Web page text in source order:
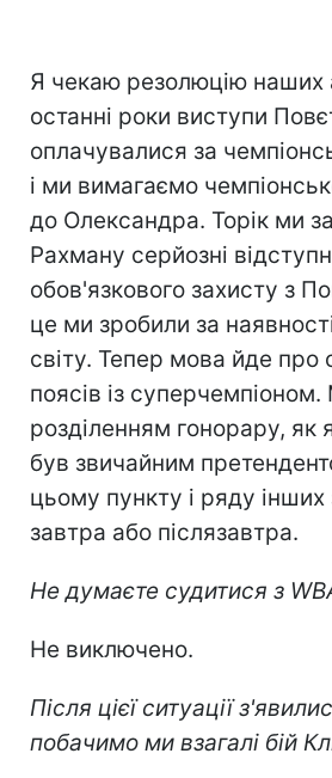
Я чекаю резолюцію наших
останні роки виступи
оплачувалися за
і ми вимагаємо
до Олександра. Торік ми
Рахману серйозні
обов'язкового захисту з
це ми зробили за
світу. Тепер мова йде про
поясів із суперчемпіоном.
розділенням гонорару, як
був звичайним
цьому пункту і ряду
завтра або післязавтра.
Не думаєте судитися з
Не виключено.
Після цієї ситуації
побачимо ми взагалі бій